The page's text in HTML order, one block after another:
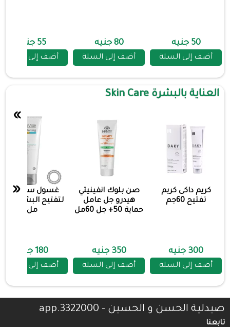
50 جنيه
أضف إلى السلة
80 جنيه
أضف إلى السلة
55 جنيه
أضف إلى السلة
العناية بالبشرة Skin Care
كريم داكى كريم
تفتيح 60جم
300 جنيه
أضف إلى السلة
صن بلوك انفينيتي
هيدرو جل عامل
حماية 50+ جل 60مل
350 جنيه
أضف إلى السلة
غسول ستارفيل
مل
180 جنيه
أضف إلى السلة
»
«
صيدلية الحسن و الحسين - 3322000.app
تابعنا